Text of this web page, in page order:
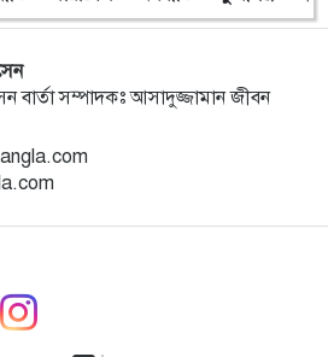
বস্তাভর্তি টাকাসহ স্বেচ্ছাসেবকদল নেতা
বাসভবনের সামনে ককটেল বিস্ফোরণ
না নেওয়া হলে আমার পক্ষে নির্বাচন করা
বার্তা সম্পাদকঃ আসাদুজ্জামান জীবন